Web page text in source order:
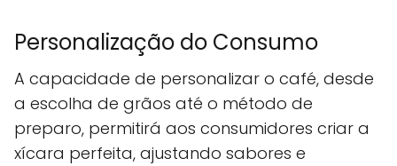
Personalização do Consumo
A capacidade de personalizar o café, desde
a escolha de grãos até o método de
preparo, permitirá aos consumidores criar a
xícara perfeita, ajustando sabores e